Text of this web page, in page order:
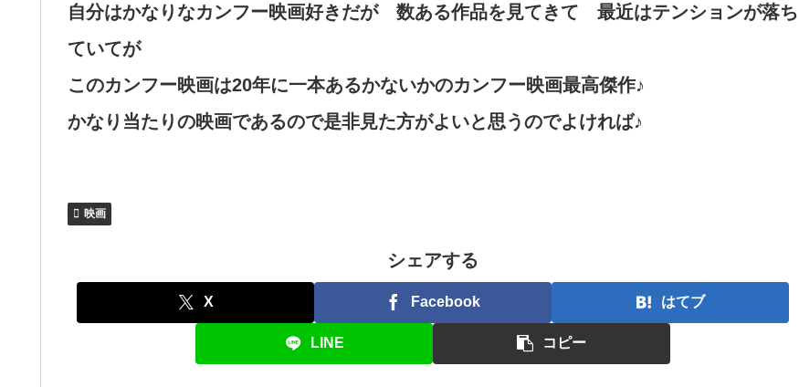
自分はかなりなカンフー映画好きだが 数ある作品を見てきて 最近はテンションが落ち
ていてが
このカンフー映画は20年に一本あるかないかのカンフー映画最高傑作♪
かなり当たりの映画であるので是非見た方がよいと思うのでよければ♪
映画
シェアする
X Facebook はてブ
LINE コピー